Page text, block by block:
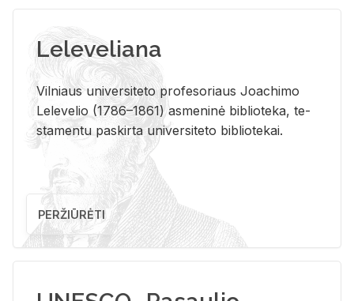
Leleveliana
Vil­niaus uni­ver­si­te­to pro­fe­so­riaus Jo­a­chi­mo
Le­le­ve­lio (1786–1861) as­me­ni­nė bi­b­lio­te­ka, te­
sta­men­tu pa­skir­ta uni­ver­si­te­to bi­b­lio­te­kai.
PERŽIŪRĖTI